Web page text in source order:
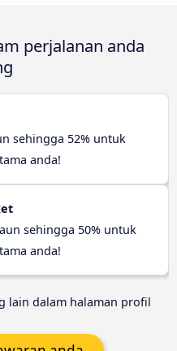
perjalanan anda
sehingga 52% untuk
anda!
sehingga 50% untuk
anda!
lain dalam halaman profil